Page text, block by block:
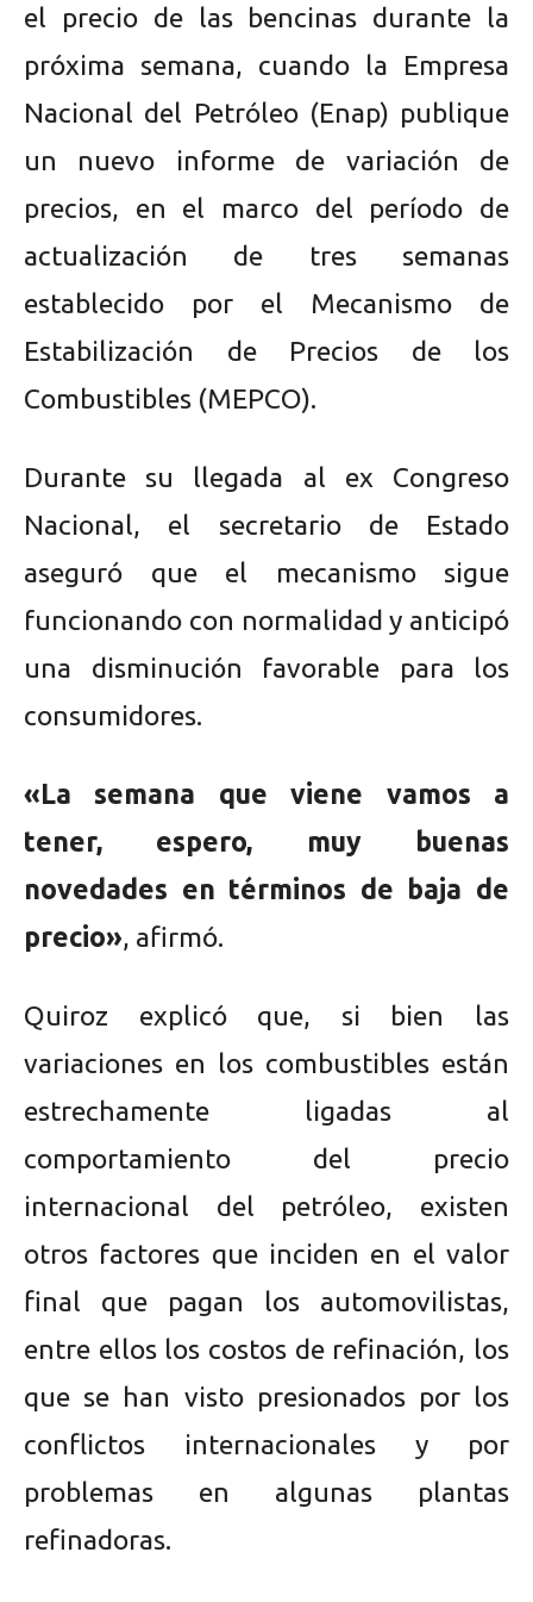
el precio de las bencinas durante la
próxima semana, cuando la Empresa
Nacional del Petróleo (Enap) publique
un nuevo informe de variación de
precios, en el marco del período de
actualización de tres semanas
establecido por el Mecanismo de
Estabilización de Precios de los
Combustibles (MEPCO).
Durante su llegada al ex Congreso
Nacional, el secretario de Estado
aseguró que el mecanismo sigue
funcionando con normalidad y anticipó
una disminución favorable para los
consumidores.
«La semana que viene vamos a
tener, espero, muy buenas
novedades en términos de baja de
precio», afirmó.
Quiroz explicó que, si bien las
variaciones en los combustibles están
estrechamente ligadas al
comportamiento del precio
internacional del petróleo, existen
otros factores que inciden en el valor
final que pagan los automovilistas,
entre ellos los costos de refinación, los
que se han visto presionados por los
conflictos internacionales y por
problemas en algunas plantas
refinadoras.